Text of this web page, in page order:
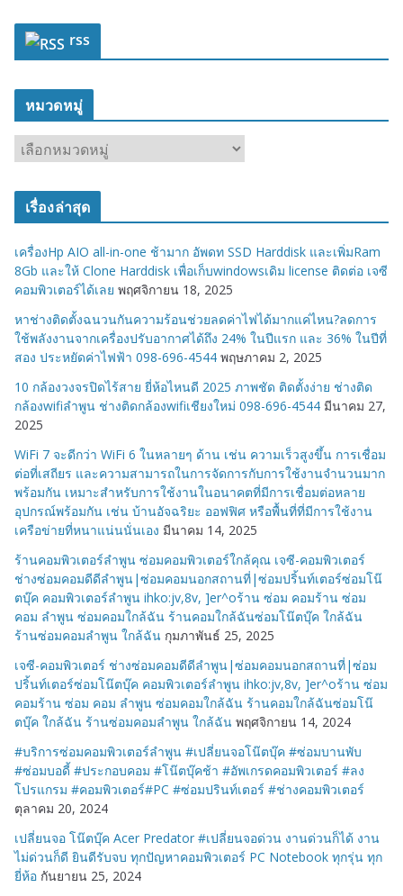
rss
หมวดหมู่
ว
มู่
เรื่องล่าสุด
เครื่องHp AIO all-in-one ช้ามาก อัพดท SSD Harddisk และเพิ่มRam
8Gb และให้ Clone Harddisk เพื่อเก็บwindowsเดิม license ติดต่อ เจซี
คอมพิวเตอร์ได้เลย พฤศจิกายน 18, 2025
หาช่างติดตั้งฉนวนกันความร้อนช่วยลดค่าไฟได้มากแค่ไหน?ลดการ
ใช้พลังงานจากเครื่องปรับอากาศได้ถึง 24% ในปีแรก และ 36% ในปีที่
สอง ประหยัดค่าไฟฟ้า 098-696-4544 พฤษภาคม 2, 2025
10 กล้องวงจรปิดไร้สาย ยี่ห้อไหนดี 2025 ภาพชัด ติดตั้งง่าย ช่างติด
กล้องwifiลำพูน ช่างติดกล้องwifiเชียงใหม่ 098-696-4544 มีนาคม 27,
2025
WiFi 7 จะดีกว่า WiFi 6 ในหลายๆ ด้าน เช่น ความเร็วสูงขึ้น การเชื่อม
ต่อที่เสถียร และความสามารถในการจัดการกับการใช้งานจำนวนมาก
พร้อมกัน เหมาะสำหรับการใช้งานในอนาคตที่มีการเชื่อมต่อหลาย
อุปกรณ์พร้อมกัน เช่น บ้านอัจฉริยะ ออฟฟิศ หรือพื้นที่ที่มีการใช้งาน
เครือข่ายที่หนาแน่นนั่นเอง มีนาคม 14, 2025
ร้านคอมพิวเตอร์ลำพูน ซ่อมคอมพิวเตอร์ใกล้คุณ เจซี-คอมพิวเตอร์
ช่างซ่อมคอมดีดีลำพูน|ซ่อมคอมนอกสถานที่|ซ่อมปริ้นท์เตอร์ซ่อมโน๊
ตบุ๊ค คอมพิวเตอร์ลำพูน ihko:jv,8v, ]er^oร้าน ซ่อม คอมร้าน ซ่อม
คอม ลำพูน ซ่อมคอมใกล้ฉัน ร้านคอมใกล้ฉันซ่อมโน๊ตบุ๊ค ใกล้ฉัน
ร้านซ่อมคอมลำพูน ใกล้ฉัน กุมภาพันธ์ 25, 2025
เจซี-คอมพิวเตอร์ ช่างซ่อมคอมดีดีลำพูน|ซ่อมคอมนอกสถานที่|ซ่อม
ปริ้นท์เตอร์ซ่อมโน๊ตบุ๊ค คอมพิวเตอร์ลำพูน ihko:jv,8v, ]er^oร้าน ซ่อม
คอมร้าน ซ่อม คอม ลำพูน ซ่อมคอมใกล้ฉัน ร้านคอมใกล้ฉันซ่อมโน๊
ตบุ๊ค ใกล้ฉัน ร้านซ่อมคอมลำพูน ใกล้ฉัน พฤศจิกายน 14, 2024
#บริการซ่อมคอมพิวเตอร์ลำพูน #เปลี่ยนจอโน๊ตบุ๊ค #ซ่อมบานพับ
#ซ่อมบอดี้ #ประกอบคอม #โน๊ตบุ๊คช้า #อัพเกรดคอมพิวเตอร์ #ลง
โปรแกรม #คอมพิวเตอร์#PC #ซ่อมปรินท์เตอร์ #ช่างคอมพิวเตอร์
ตุลาคม 20, 2024
เปลี่ยนจอ โน๊ตบุ๊ค Acer Predator #เปลี่ยนจอด่วน งานด่วนก็ได้ งาน
ไม่ด่วนก็ดี ยินดีรับจบ ทุกปัญหาคอมพิวเตอร์ PC Notebook ทุกรุ่น ทุก
ยี่ห้อ กันยายน 25, 2024